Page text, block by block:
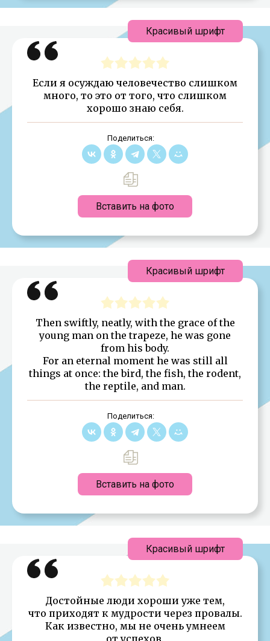
Если я осуждаю человечество слишком
много, то это от того, что слишком
хорошо знаю себя.
Поделиться:
Вставить на фото
Красивый шрифт
Then swiftly, neatly, with the grace of the
young man on the trapeze, he was gone
from his body.
For an eternal moment he was still all
things at once: the bird, the fish, the rodent,
the reptile, and man.
Поделиться:
Вставить на фото
Красивый шрифт
Достойные люди хороши уже тем,
что приходят к мудрости через провалы.
Как известно, мы не очень умнеем
от успехов.
Красивый шрифт